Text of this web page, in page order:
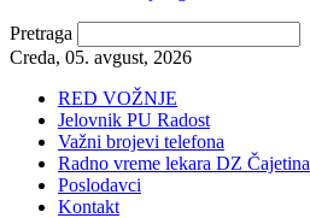
Pretraga
Creda, 05. avgust, 2026
RED VOŽNJE
Jelovnik PU Radost
Važni brojevi telefona
Radno vreme lekara DZ Čajetina
Poslodavci
Kontakt